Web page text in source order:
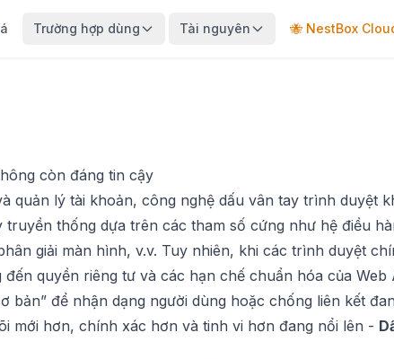
Trường hợp dùng Tài nguyên 🐝 NestBox
còn đáng tin cậy
quản lý tài khoản, công nghệ dấu vân tay trình duyệt
truyền thống dựa trên các tham số cứng như hệ điều
giải màn hình, v.v. Tuy nhiên, khi các trình duyệt
quyền riêng tư và các hạn chế chuẩn hóa của Web
bản” để nhận dạng người dùng hoặc chống liên kết
mới hơn, chính xác hơn và tinh vi hơn đang nổi lên -